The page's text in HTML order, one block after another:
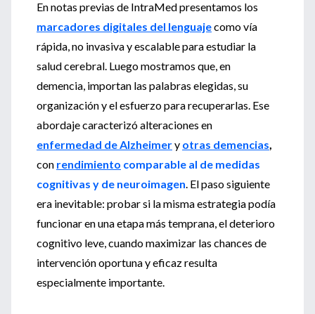
En notas previas de IntraMed presentamos los
marcadores digitales del lenguajecomo vía
rápida, no invasiva y escalable para estudiar la
salud cerebral. Luego mostramos que, en
demencia, importan las palabras elegidas, su
organización y el esfuerzo para recuperarlas. Ese
abordaje caracterizó alteraciones en
enfermedad de Alzheimery otras demencias,
con rendimiento comparable al de medidas
cognitivas y de neuroimagen. El paso siguiente
era inevitable: probar si la misma estrategia podía
funcionar en una etapa más temprana, el deterioro
cognitivo leve, cuando maximizar las chances de
intervención oportuna y eficaz resulta
especialmente importante.